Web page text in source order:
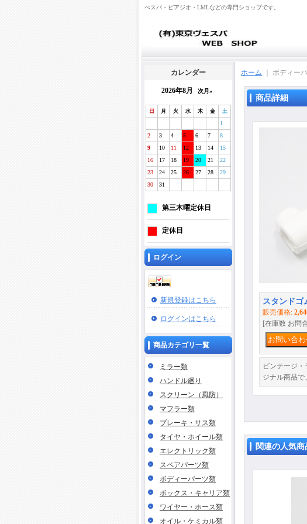
べスパ・ピアジオ・LMLなどの専門ショップです。
カレンダー
2026年8月 次月»
日 月 火 水 木 金 土
1
2
3 4 5 6 7
8
9
10 11 12 13 14
15
16
17 18 19 20 21
22
23
24 25 26 27 28
29
30
31
第三木曜定休日
定休日
ログイン
新規登録はこちら
ログインはこちら
商品カテゴリ一覧
ミラー類
ハンドル廻り
スクリーン（風防）
マフラー類
ブレーキ・サス類
タイヤ・ホイール類
エレクトリック類
スペアパーツ類
ボディーパーツ類
ボックス・キャリア類
ワイヤー・ホース類
オイル・ケミカル類
ホーム ｜ ボディー
商品詳細
スタンドゴ
販売価格:
[在庫数 お問
ビンテージ
ジナル商品で
関連の人気商